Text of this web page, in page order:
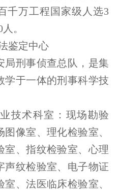
千万工程国家级人选3
。
鉴定中心
刑事侦查总队，是集
学于一体的刑事科学技
术科室：现场勘验
像室、理化检验室、
室、指纹检验室、心理
声纹检验室、电子物证
、法医临床检验室、